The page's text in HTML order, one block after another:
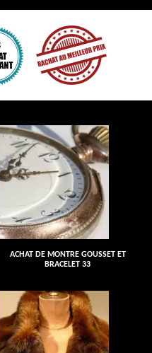
ACHAT DE MONTRE GOUSSET ET
BRACELET 33